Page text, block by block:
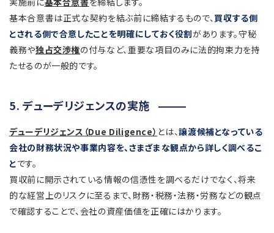
基本合意書は正式な契約を結ぶ前に締結するもので、買収する側
とされる側で合意したことを明確にしておく役割があります。守秘
義務や独占交渉権の付与など、重要な項目のみに法的拘束力を持
たせるのが一般的です。
5. デューデリジェンスの実施
デューデリジェンス（Due Diligence） とは、譲渡候補となっている
会社の財務状況や事業内容を、さまざまな観点から詳しく調べるこ
とです。
買収前に開示されている情報の信憑性を調べるだけでなく、将来
的な経営上のリスクに至るまで、財務・税務・法務・労務などの観点
で確認することで、会社の資産価値を正確にはかります。